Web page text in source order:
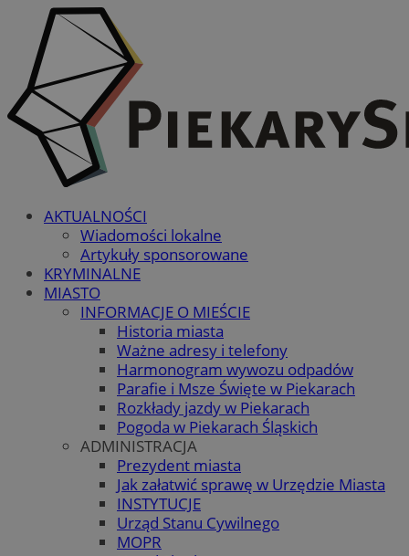
AKTUALNOŚCI
Wiadomości lokalne
Artykuły sponsorowane
KRYMINALNE
MIASTO
INFORMACJE O MIEŚCIE
Historia miasta
Ważne adresy i telefony
Harmonogram wywozu odpadów
Parafie i Msze Święte w Piekarach
Rozkłady jazdy w Piekarach
Pogoda w Piekarach Śląskich
ADMINISTRACJA
Prezydent miasta
Jak załatwić sprawę w Urzędzie Miasta
INSTYTUCJE
Urząd Stanu Cywilnego
MOPR